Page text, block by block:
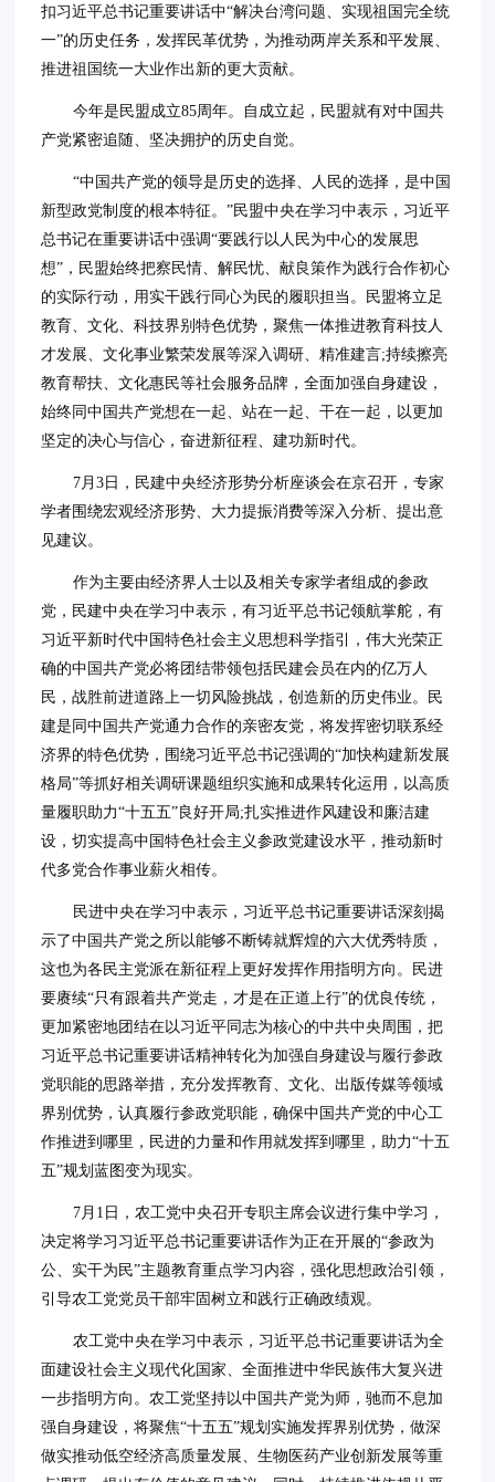
扣习近平总书记重要讲话中“解决台湾问题、实现祖国完全统
一”的历史任务，发挥民革优势，为推动两岸关系和平发展、
推进祖国统一大业作出新的更大贡献。
今年是民盟成立85周年。自成立起，民盟就有对中国共
产党紧密追随、坚决拥护的历史自觉。
“中国共产党的领导是历史的选择、人民的选择，是中国
新型政党制度的根本特征。”民盟中央在学习中表示，习近平
总书记在重要讲话中强调“要践行以人民为中心的发展思
想”，民盟始终把察民情、解民忧、献良策作为践行合作初心
的实际行动，用实干践行同心为民的履职担当。民盟将立足
教育、文化、科技界别特色优势，聚焦一体推进教育科技人
才发展、文化事业繁荣发展等深入调研、精准建言;持续擦亮
教育帮扶、文化惠民等社会服务品牌，全面加强自身建设，
始终同中国共产党想在一起、站在一起、干在一起，以更加
坚定的决心与信心，奋进新征程、建功新时代。
7月3日，民建中央经济形势分析座谈会在京召开，专家
学者围绕宏观经济形势、大力提振消费等深入分析、提出意
见建议。
作为主要由经济界人士以及相关专家学者组成的参政
党，民建中央在学习中表示，有习近平总书记领航掌舵，有
习近平新时代中国特色社会主义思想科学指引，伟大光荣正
确的中国共产党必将团结带领包括民建会员在内的亿万人
民，战胜前进道路上一切风险挑战，创造新的历史伟业。民
建是同中国共产党通力合作的亲密友党，将发挥密切联系经
济界的特色优势，围绕习近平总书记强调的“加快构建新发展
格局”等抓好相关调研课题组织实施和成果转化运用，以高质
量履职助力“十五五”良好开局;扎实推进作风建设和廉洁建
设，切实提高中国特色社会主义参政党建设水平，推动新时
代多党合作事业薪火相传。
民进中央在学习中表示，习近平总书记重要讲话深刻揭
示了中国共产党之所以能够不断铸就辉煌的六大优秀特质，
这也为各民主党派在新征程上更好发挥作用指明方向。民进
要赓续“只有跟着共产党走，才是在正道上行”的优良传统，
更加紧密地团结在以习近平同志为核心的中共中央周围，把
习近平总书记重要讲话精神转化为加强自身建设与履行参政
党职能的思路举措，充分发挥教育、文化、出版传媒等领域
界别优势，认真履行参政党职能，确保中国共产党的中心工
作推进到哪里，民进的力量和作用就发挥到哪里，助力“十五
五”规划蓝图变为现实。
7月1日，农工党中央召开专职主席会议进行集中学习，
决定将学习习近平总书记重要讲话作为正在开展的“参政为
公、实干为民”主题教育重点学习内容，强化思想政治引领，
引导农工党党员干部牢固树立和践行正确政绩观。
农工党中央在学习中表示，习近平总书记重要讲话为全
面建设社会主义现代化国家、全面推进中华民族伟大复兴进
一步指明方向。农工党坚持以中国共产党为师，驰而不息加
强自身建设，将聚焦“十五五”规划实施发挥界别优势，做深
做实推动低空经济高质量发展、生物医药产业创新发展等重